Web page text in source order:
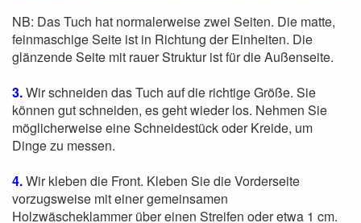
NB: Das Tuch hat normalerweise zwei Seiten. Die matte,
feinmaschige Seite ist in Richtung der Einheiten. Die
glänzende Seite mit rauer Struktur ist für die Außenseite.
3.Wir schneiden das Tuch auf die richtige Größe. Sie
können gut schneiden, es geht wieder los. Nehmen Sie
möglicherweise eine Schneidestück oder Kreide, um
Dinge zu messen.
4.Wir kleben die Front. Kleben Sie die Vorderseite
vorzugsweise mit einer gemeinsamen
Holzwäscheklammer über einen Streifen oder etwa 1 cm.